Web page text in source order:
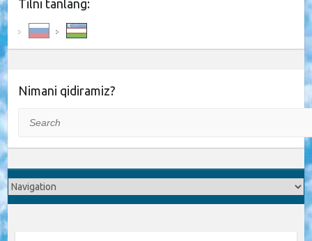
Tilni tanlang:
Nimani qidiramiz?